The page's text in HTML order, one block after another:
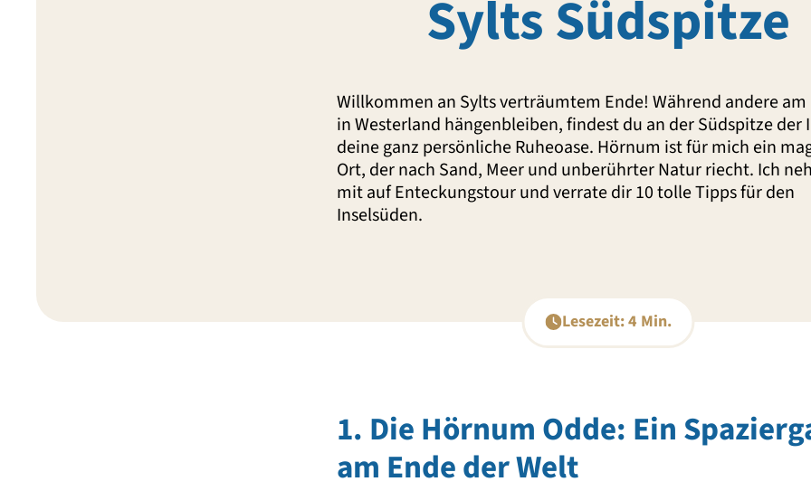
Sylts Südspitze
Willkommen an Sylts verträumtem Ende! Während andere
in Westerland hängenbleiben, findest du an der Südspitze der
deine ganz persönliche Ruheoase. Hörnum ist für mich ein
Ort, der nach Sand, Meer und unberührter Natur riecht. Ich
mit auf Enteckungstour und verrate dir 10 tolle Tipps für den
Inselsüden.
Lesezeit: 4 Min.
1. Die Hörnum Odde: Ein
am Ende der Welt